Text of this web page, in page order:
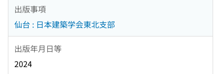
出版事項
仙台 : 日本建築学会東北支部
出版年月日等
2024